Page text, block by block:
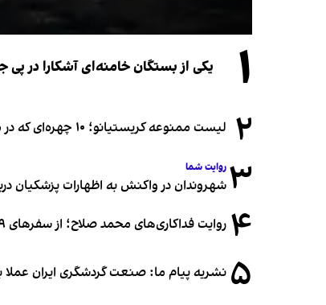
۱ یکی از بستگان خامنه‌ای آشکارا در
۲ لیست ممنوعه کریستیانو؛ ۱۰ چهره‌ای که در مراسم عروسی رونالدو و جورجینا جایی ندارند
۳ روایت شما
شهروندان در واکنش به اظهارات پزشکیان
۴ روایت فداکاری‌های محمد صلاح؛ از سفرهای ۹ ساعته تا خوابیدن زیر آسمان قاهره
۵ نشریه پیام ما: صنعت گردشگری ایران